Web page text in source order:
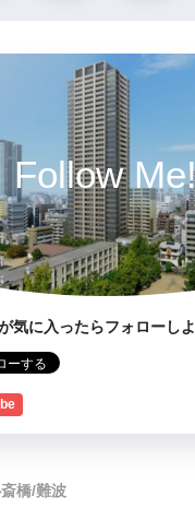
Follow
気に入ったらフォローし
橋/難波